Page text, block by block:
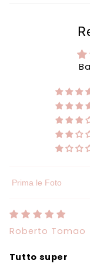
Sort by
Roberto Tomao
Tutto super